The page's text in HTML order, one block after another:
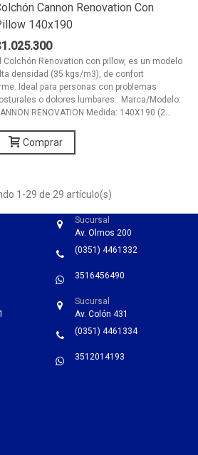
Cannon Renovation Con
140x190
Colchón Renovation con pillow, es un modelo
densidad (35 kgs/m3), de confort
Ideal para personas con problemas
o dolores lumbares. Marca/Modelo:
RENOVATION Medida: 140X190 (2...
Comprar
1 -29 de 29 artículo(s)
Sucursal
Av. Olmos 200
(0351) 4461332
3516456490
Sucursal
Av. Colón 431
(0351) 4461334
3512014193